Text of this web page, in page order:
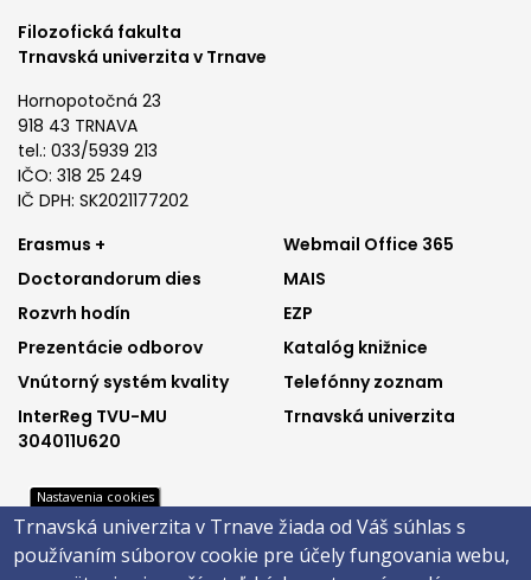
Filozofická fakulta
Trnavská univerzita v Trnave
Hornopotočná 23
918 43 TRNAVA
tel.: 033/5939 213
IČO: 318 25 249
IČ DPH: SK2021177202
Footer
menu
1
Erasmus +
Doctorandorum dies
Rozvrh hodín
Prezentácie odborov
Vnútorný systém kvality
InterReg TVU-MU
304011U620
Footer
menu
2
Webmail Office 365
MAIS
EZP
Katalóg knižnice
Telefónny zoznam
Trnavská univerzita
Footer
Katalóg knižnice
Telefónny zoznam
FooterE-shop
Facebook
Nastavenia cookies
Trnavská univerzita v Trnave žiada od Váš súhlas s
používaním súborov cookie pre účely fungovania webu,